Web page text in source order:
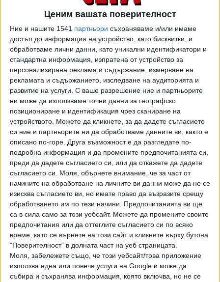
Ценим вашата поверителност
Ние и нашите 1541 партньори съхраняваме и/или имаме
достъп до информация на устройство, като бисквитки, и
обработваме лични данни, като уникални идентификатори и
стандартна информация, изпратена от устройство за
персонализирана реклама и съдържание, измерване на
рекламата и съдържанието, изследване на аудиторията и
развитие на услуги. С ваше разрешение ние и партньорите
ни може да използваме точни данни за географско
позициониране и идентификация чрез сканиране на
устройството. Можете да кликнете, за да дадете съгласието
си ние и партньорите ни да обработваме данните ви, както е
описано по-горе. Друга възможност е да разгледате по-
подробна информация и да промените предпочитанията си,
преди да дадете съгласието си, или да откажете да дадете
съгласието си. Моля, обърнете внимание, че за част от
начините на обработване на личните ви данни може да не се
изисква съгласието ви, но имате право да възразите срещу
обработването им по тези начини. Предпочитанията ви ще
са в сила само за този уебсайт. Можете да промените своите
предпочитания или да оттеглите съгласието си по всяко
време, като се върнете на този сайт и кликнете върху бутона
"Поверителност" в долната част на уеб страницата.
Моля, забележете също, че този уебсайт/това приложение
използва една или повече услуги на Google и може да
събира и съхранява информация, която включва, но не се
досъдебно производство е още от края на септември.
На 14 юни хомофобска агитка атакува прожекция на
наградения в Кан и номиниран за "Оскар" филм "Близо" в
Lucky Дом на киното в Пловдив - дни след подобна акция
в кино "Одеон" в София. Лентата на белгийския режисьор
Лукас Донт бе част от френскоезичната програма към
фестивала "Франкофоли".
Агитката в Пловдив беше начело с кандидат-депутата от
"Възраждане" и таксиметров шофьор Емил Янков. Част
от привържениците са носели т.нар. "георгиевски
лентички", които са отличителен знак на
привържениците на комунистическия бивш СССР и
Владимир Путин, разказа тогава пловдивската медия
"Под тепето".
Две седмици след изпълненията пред киното гражданин
сезира прокуратурата, че във филма има порнографски
материали с участието на лица, ненавършили 14 години.
Истината е, че в него няма голота или сексуални сцени -
нито със, нито без участието на малолетни. Образувана
е проверка по този сигнал, но след като се вдигна шум,
от прокуратурата обясниха, че макар и да не са
сезирани "от лица или институции за безредици по време